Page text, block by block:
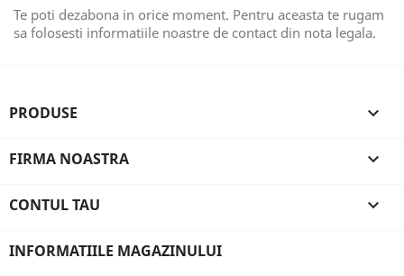
Te poti dezabona in orice moment. Pentru aceasta te rugam
sa folosesti informatiile noastre de contact din nota legala.
PRODUSE 
FIRMA NOASTRA 
CONTUL TAU 
INFORMATIILE MAGAZINULUI